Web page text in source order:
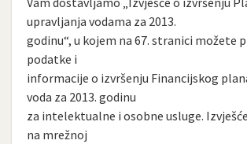
upravljanja vodama za 2013.
godinu“, u kojem na 67. stranici možete
podatke i
informacije o izvršenju Financijskog
voda za 2013. godinu
za intelektualne i osobne usluge.
na mrežnoj